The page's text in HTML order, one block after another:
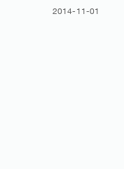
2014-11-01